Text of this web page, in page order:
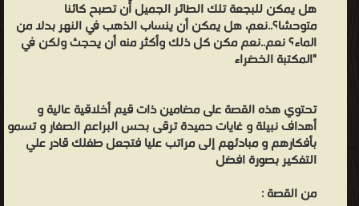
هل يمكن للبجعة تلك الطائر الجميل أن تصبح كائنا
متوحشا؟..نعم، هل يمكن أن ينساب الذهب في النهر بدلا من
الماء؟ نعم..نعم مكن كل ذلك وأكثر منه أن يحجث ولكن في
"المكتبة الخضراء
تحتوي هذه القصة على مضامين ذات قيم أخلاقية عالية و
أهداف نبيلة و غايات حميدة ترقى بحس البراعم الصغار و تسمو
بأفكارهم و مبادئهم إلى مراتب عليا فتجعل طفلك قادر علي
التفكير بصورة افضل
من القصة :